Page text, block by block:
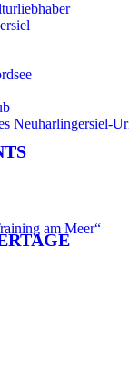
Neuharlingersiel-
am Meer“